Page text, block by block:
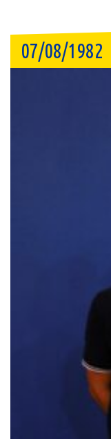
07/08/1982